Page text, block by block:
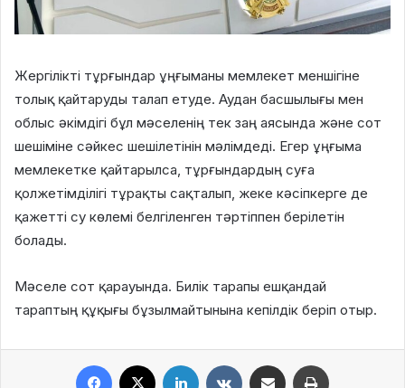
Жергілікті тұрғындар ұңғыманы мемлекет меншігіне
толық қайтаруды талап етуде. Аудан басшылығы мен
облыс әкімдігі бұл мәселенің тек заң аясында және сот
шешіміне сәйкес шешілетінін мәлімдеді. Егер ұңғыма
мемлекетке қайтарылса, тұрғындардың суға
қолжетімділігі тұрақты сақталып, жеке кәсіпкерге де
қажетті су көлемі белгіленген тәртіппен берілетін
болады.
Мәселе сот қарауында. Билік тарапы ешқандай
тараптың құқығы бұзылмайтынына кепілдік беріп отыр.